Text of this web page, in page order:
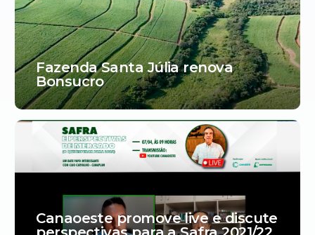
Fazenda Santa Júlia renova
Bonsucro
Canaoeste promove live e discute